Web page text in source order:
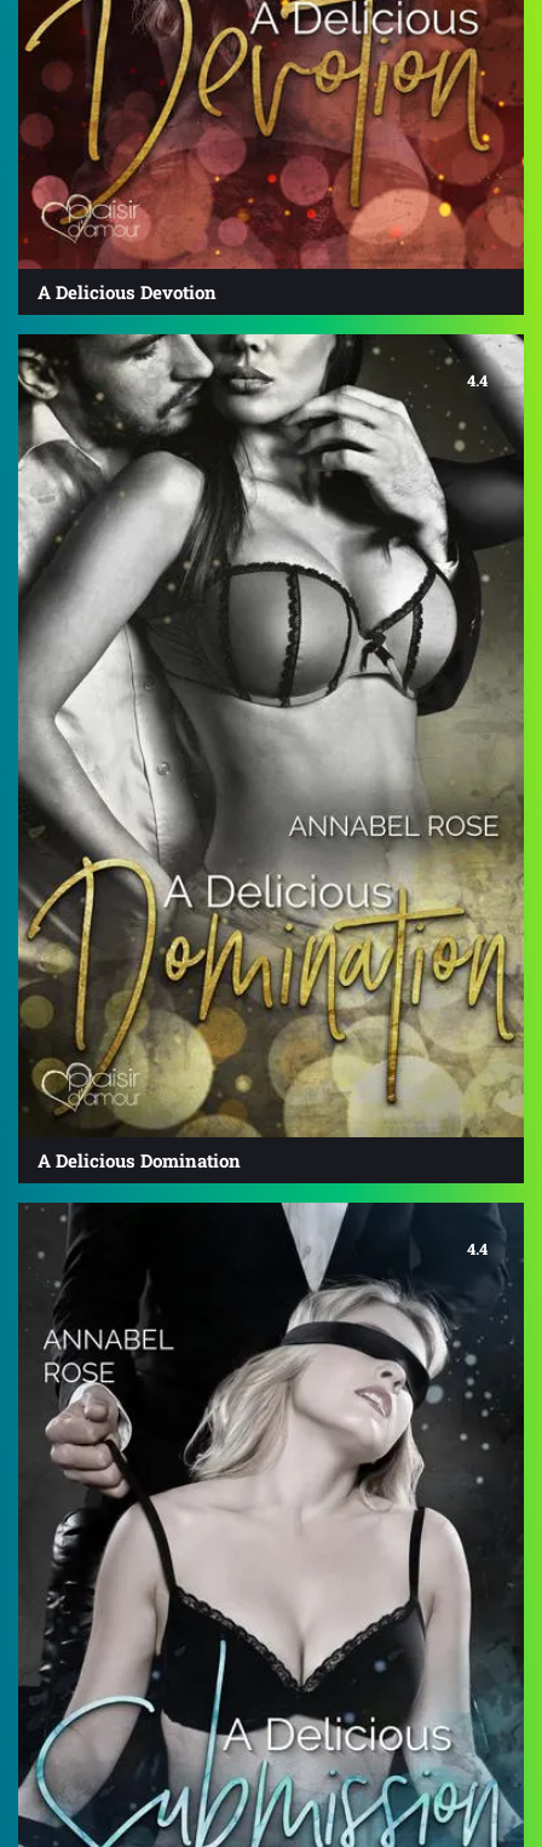
A Delicious Devotion
4.4
A Delicious Domination
4.4